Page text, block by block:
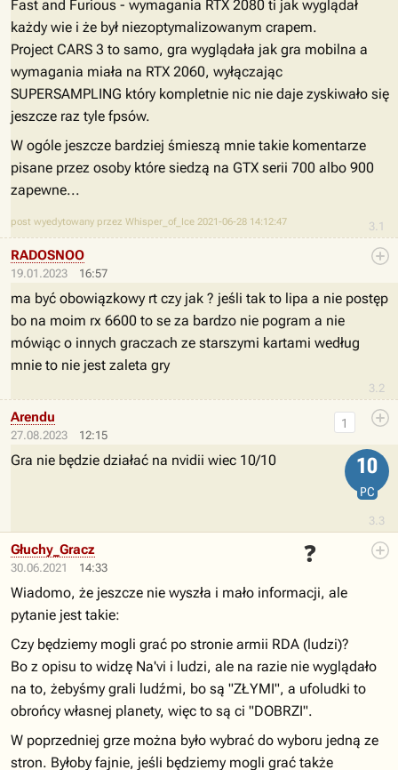
3.1
Fast and Furious - wymagania RTX 2080 ti jak wyglądał
każdy wie i że był niezoptymalizowanym crapem.
Project CARS 3 to samo, gra wyglądała jak gra mobilna a
wymagania miała na RTX 2060, wyłączając
SUPERSAMPLING który kompletnie nic nie daje zyskiwało się
jeszcze raz tyle fpsów.
W ogóle jeszcze bardziej śmieszą mnie takie komentarze
pisane przez osoby które siedzą na GTX serii 700 albo 900
zapewne...
post wyedytowany przez Whisper_of_Ice 2021-06-28 14:12:47
19.01.2023 16:57
3.2
RADOSNOO
ma być obowiązkowy rt czy jak ? jeśli tak to lipa a nie postęp
bo na moim rx 6600 to se za bardzo nie pogram a nie
mówiąc o innych graczach ze starszymi kartami według
mnie to nie jest zaleta gry
27.08.2023 12:15
3.3
1
Arendu
10
PC
Gra nie będzie działać na nvidii wiec 10/10
30.06.2021 14:33
❓
Głuchy_Gracz
Wiadomo, że jeszcze nie wyszła i mało informacji, ale
pytanie jest takie:
Czy będziemy mogli grać po stronie armii RDA (ludzi)?
Bo z opisu to widzę Na'vi i ludzi, ale na razie nie wyglądało
na to, żebyśmy grali ludźmi, bo są "ZŁYMI", a ufoludki to
obrońcy własnej planety, więc to są ci "DOBRZI".
W poprzedniej grze można było wybrać do wyboru jedną ze
stron. Byłoby fajnie, jeśli będziemy mogli grać także